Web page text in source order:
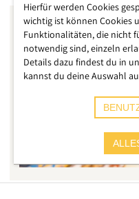
Hierfür werden Cookies
wichtig ist können Cookies
Funktionalitäten, die nicht
notwendig sind, einzeln
Details dazu findest du in
kannst du deine Auswahl